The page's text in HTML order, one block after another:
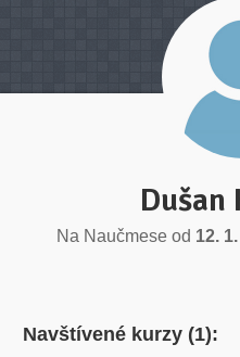
Dušan
Na Naučmese od 12.
Navštívené kurzy (1):